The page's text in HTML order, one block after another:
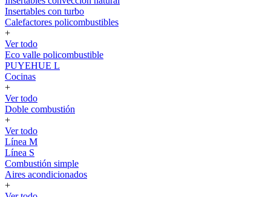
Insertables con turbo
Calefactores policombustibles
+
Ver todo
Eco valle policombustible
PUYEHUE L
Cocinas
+
Ver todo
Doble combustión
+
Ver todo
Línea M
Línea S
Combustión simple
Aires acondicionados
+